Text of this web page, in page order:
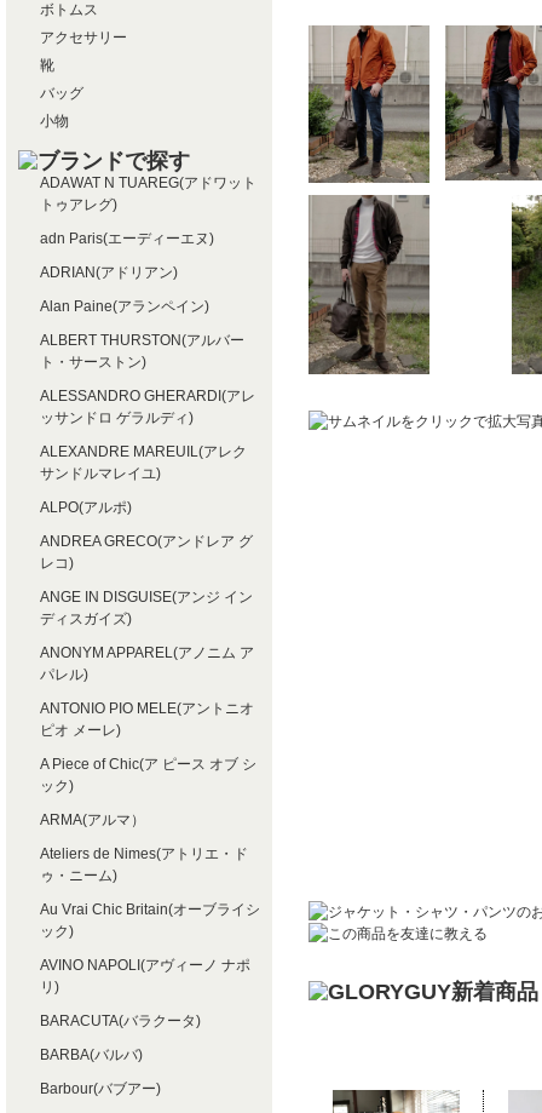
ボトムス
アクセサリー
靴
バッグ
小物
ADAWAT N TUAREG(アドワット
トゥアレグ)
adn Paris(エーディーエヌ)
ADRIAN(アドリアン)
Alan Paine(アランペイン)
ALBERT THURSTON(アルバー
ト・サーストン)
ALESSANDRO GHERARDI(アレ
ッサンドロ ゲラルディ)
ALEXANDRE MAREUIL(アレク
サンドルマレイユ)
ALPO(アルポ)
ANDREA GRECO(アンドレア グ
レコ)
ANGE IN DISGUISE(アンジ イン
ディスガイズ)
ANONYM APPAREL(アノニム ア
パレル)
ANTONIO PIO MELE(アントニオ
ピオ メーレ)
A Piece of Chic(ア ピース オブ シ
ック)
ARMA(アルマ）
Ateliers de Nimes(アトリエ・ド
ゥ・ニーム)
Au Vrai Chic Britain(オーブライシ
ック)
AVINO NAPOLI(アヴィーノ ナポ
リ)
BARACUTA(バラクータ)
BARBA(バルバ)
Barbour(バブアー)